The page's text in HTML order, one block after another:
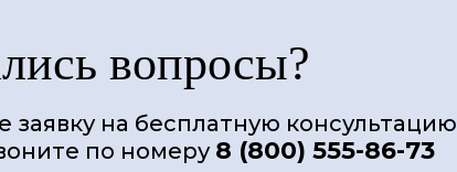
вопросы?
заявку на бесплатную консультацию
по номеру 8 (800) 555-86-73